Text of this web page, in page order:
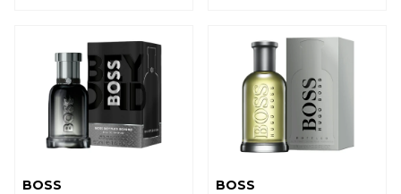
BOSS
BOSS